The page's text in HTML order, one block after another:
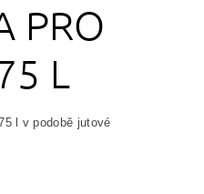
PRO
L
l v podobě jutové